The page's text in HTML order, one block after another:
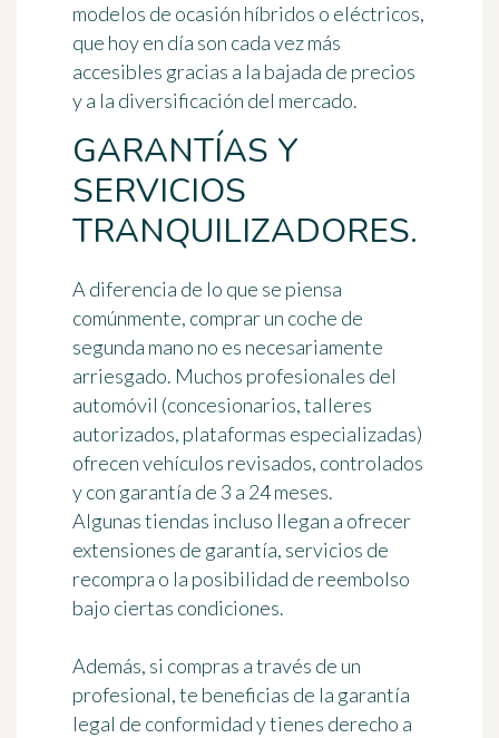
modelos de ocasión híbridos o eléctricos,
que hoy en día son cada vez más
accesibles gracias a la bajada de precios
y a la diversificación del mercado.
GARANTÍAS Y
SERVICIOS
TRANQUILIZADORES.
A diferencia de lo que se piensa
comúnmente, comprar un coche de
segunda mano no es necesariamente
arriesgado. Muchos profesionales del
automóvil (concesionarios, talleres
autorizados, plataformas especializadas)
ofrecen vehículos revisados, controlados
y con garantía de 3 a 24 meses.
Algunas tiendas incluso llegan a ofrecer
extensiones de garantía, servicios de
recompra o la posibilidad de reembolso
bajo ciertas condiciones.
Además, si compras a través de un
profesional, te beneficias de la garantía
legal de conformidad y tienes derecho a